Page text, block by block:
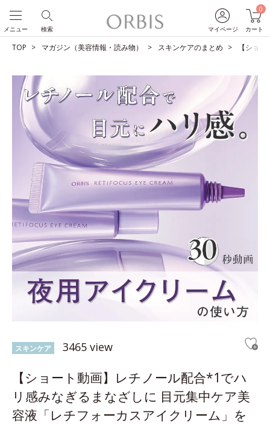
マイページ
0
カート
検索
メニュー
TOP マガジン（美容情報・読み物） スキンケアのまとめ 【ショ
スキンケア 3465 view
【ショート動画】レチノール配合*1でハ
リ感みなぎるまなざしに 目元集中ケア美
容液「レチフォーカスアイクリーム」を